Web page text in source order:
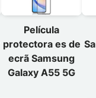
Película
protectora es de
ecrã Samsung
Galaxy A55 5G